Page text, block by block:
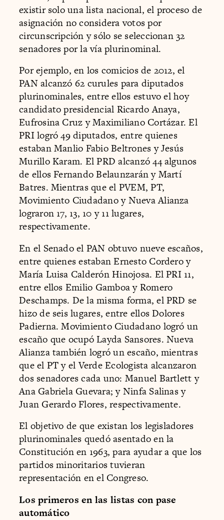
existir solo una lista nacional, el proceso de
asignación no considera votos por
circunscripción y sólo se seleccionan 32
senadores por la vía plurinominal.
Por ejemplo, en los comicios de 2012, el
PAN alcanzó 62 curules para diputados
plurinominales, entre ellos estuvo el hoy
candidato presidencial Ricardo Anaya,
Eufrosina Cruz y Maximiliano Cortázar. El
PRI logró 49 diputados, entre quienes
estaban Manlio Fabio Beltrones y Jesús
Murillo Karam. El PRD alcanzó 44 algunos
de ellos Fernando Belaunzarán y Martí
Batres. Mientras que el PVEM, PT,
Movimiento Ciudadano y Nueva Alianza
lograron 17, 13, 10 y 11 lugares,
respectivamente.
En el Senado el PAN obtuvo nueve escaños,
entre quienes estaban Ernesto Cordero y
María Luisa Calderón Hinojosa. El PRI 11,
entre ellos Emilio Gamboa y Romero
Deschamps. De la misma forma, el PRD se
hizo de seis lugares, entre ellos Dolores
Padierna. Movimiento Ciudadano logró un
escaño que ocupó Layda Sansores. Nueva
Alianza también logró un escaño, mientras
que el PT y el Verde Ecologista alcanzaron
dos senadores cada uno: Manuel Bartlett y
Ana Gabriela Guevara; y Ninfa Salinas y
Juan Gerardo Flores, respectivamente.
El objetivo de que existan los legisladores
plurinominales quedó asentado en la
Constitución en 1963, para ayudar a que los
partidos minoritarios tuvieran
representación en el Congreso.
Los primeros en las listas con pase
automático